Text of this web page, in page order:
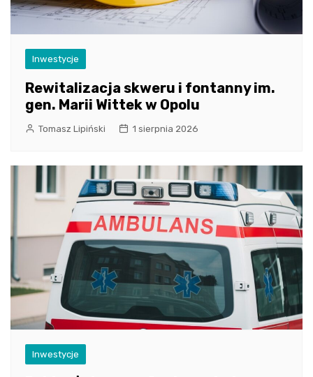
Inwestycje
Rewitalizacja skweru i fontanny im.
gen. Marii Wittek w Opolu
Tomasz Lipiński 1 sierpnia 2026
Inwestycje